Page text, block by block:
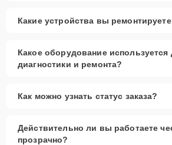
Какие устройства вы
Какое оборудование используется
диагностики и ремонта?
Как можно узнать статус заказа?
Действительно ли вы работаете
прозрачно?